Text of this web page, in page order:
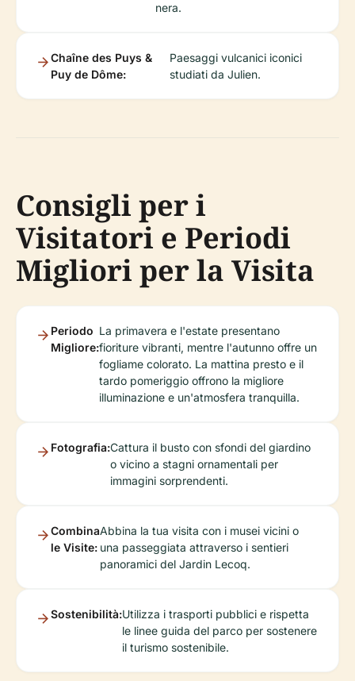
nera.
Chaîne des Puys &
Puy de Dôme:
Paesaggi vulcanici iconici
studiati da Julien.
Consigli per i
Visitatori e Periodi
Migliori per la Visita
Periodo
Migliore:
La primavera e l'estate presentano
fioriture vibranti, mentre l'autunno offre un
fogliame colorato. La mattina presto e il
tardo pomeriggio offrono la migliore
illuminazione e un'atmosfera tranquilla.
Fotografia:Cattura il busto con sfondi del giardino
o vicino a stagni ornamentali per
immagini sorprendenti.
Combina
le Visite:
Abbina la tua visita con i musei vicini o
una passeggiata attraverso i sentieri
panoramici del Jardin Lecoq.
Sostenibilità:Utilizza i trasporti pubblici e rispetta
le linee guida del parco per sostenere
il turismo sostenibile.